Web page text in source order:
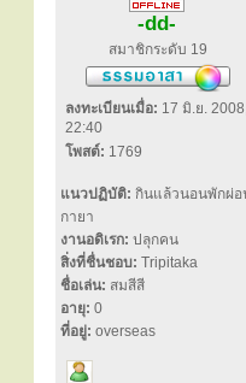
-dd-
สมาชิกระดับ 19
ลงทะเบียนเมื่อ: 17 มิ.ย.
22:40
โพสต์: 1769
แนวปฏิบัติ: กินแล้วนอนพักผ่อ
กายา
งานอดิเรก: ปลุกคน
สิ่งที่ชื่นชอบ: Tripitaka
ชื่อเล่น: สมสีสี
อายุ: 0
ที่อยู่: overseas